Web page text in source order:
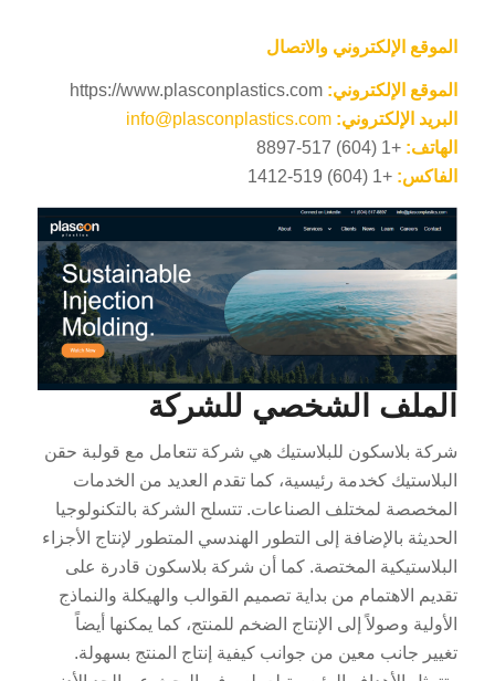
الموقع الإلكتروني والاتصال
الموقع الإلكتروني:
البريد الإلكتروني: info@plasconplastics.com
الهاتف: +1 (604) 517-8897
الفاكس: +1 (604) 519-1412
الملف الشخصي للشركة
شركة بلاسكون للبلاستيك هي شركة تتعامل مع قولبة حقن
البلاستيك كخدمة رئيسية، كما تقدم العديد من الخدمات
المخصصة لمختلف الصناعات. تتسلح الشركة بالتكنولوجيا
الحديثة بالإضافة إلى التطور الهندسي المتطور لإنتاج الأجزاء
البلاستيكية المختصة. كما أن شركة بلاسكون قادرة على
تقديم الاهتمام من بداية تصميم القوالب والهيكلة والنماذج
الأولية وصولاً إلى الإنتاج الضخم للمنتج، كما يمكنها أيضاً
تغيير جانب معين من جوانب كيفية إنتاج المنتج بسهولة.